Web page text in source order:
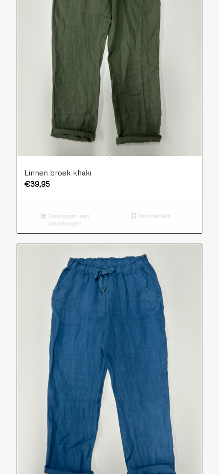
Linnen broek khaki
€39,95
Toevoegen aan
winkelwagen
Toon details